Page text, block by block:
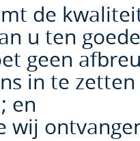
de
u ten
geen
in te
en
wij